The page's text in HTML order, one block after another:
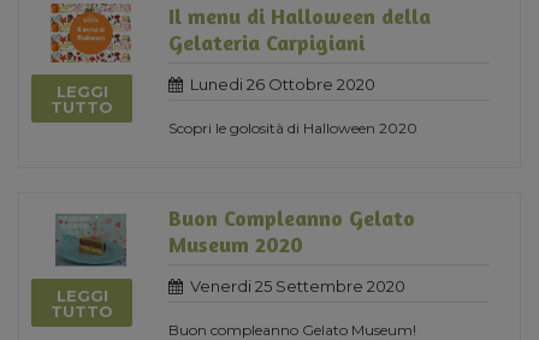
LEGGI
TUTTO
Il menu di Halloween della
Gelateria Carpigiani
Lunedi 26 Ottobre 2020
Scopri le golosità di Halloween 2020
LEGGI
TUTTO
Buon Compleanno Gelato
Museum 2020
Venerdi 25 Settembre 2020
Buon compleanno Gelato Museum!